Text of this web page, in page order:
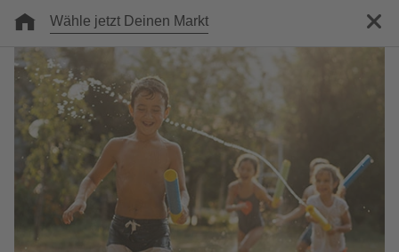
Wähle jetzt Deinen Markt